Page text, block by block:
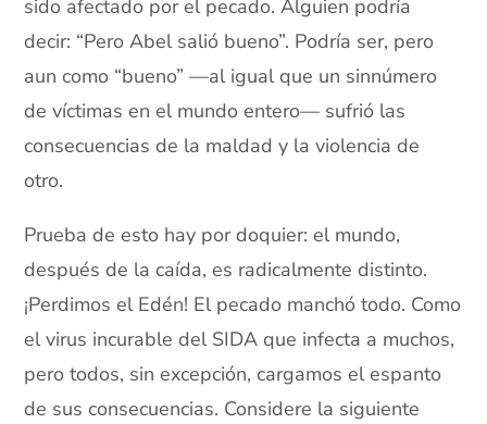
sido afectado por el pecado. Alguien podría
decir: “Pero Abel salió bueno”. Podría ser, pero
aun como “bueno” —al igual que un sinnúmero
de víctimas en el mundo entero— sufrió las
consecuencias de la maldad y la violencia de
otro.
Prueba de esto hay por doquier: el mundo,
después de la caída, es radicalmente distinto.
¡Perdimos el Edén! El pecado manchó todo. Como
el virus incurable del SIDA que infecta a muchos,
pero todos, sin excepción, cargamos el espanto
de sus consecuencias. Considere la siguiente